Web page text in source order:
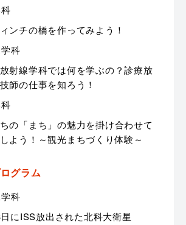
ンチの橋を作ってみよう！
科
射線学科では何を学ぶの？診療放
師の仕事を知ろう！
の「まち」の魅力を掛け合わせて
よう！～観光まちづくり体験～
グラム
科
にISS放出された北科大衛星